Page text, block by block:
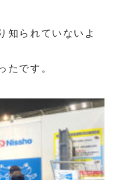
知られていないよ
たです。